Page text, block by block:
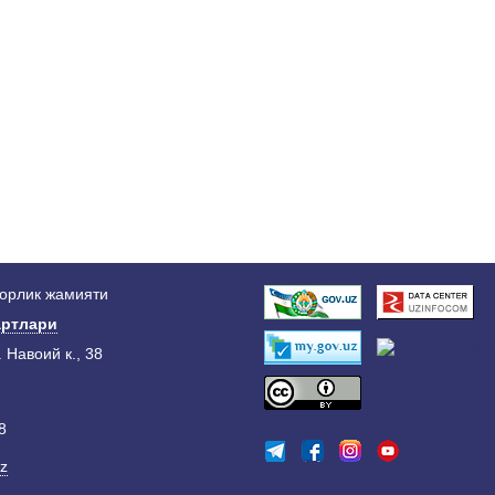
жамияти
Навоий к., 38